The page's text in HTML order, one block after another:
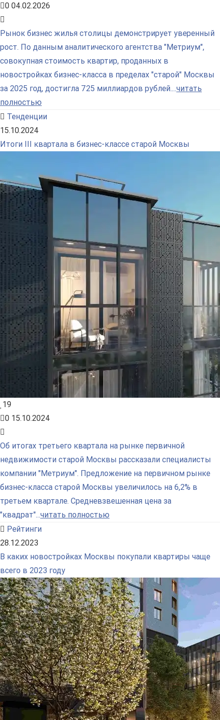
0 04.02.2026
Рынок бизнес жилья столицы демонстрирует уверенный
рост. По данным аналитического агентства "Метриум",
совокупная стоимость квартир, проданных в
новостройках бизнес-класса в пределах "старой" Москвы
за 2025 год, достигла 725 миллиардов рублей....читать
полностью
Тенденции
15.10.2024
Итоги III квартала в бизнес-классе старой Москвы
19
0 15.10.2024
Об итогах третьего квартала на рынке первичной
недвижимости старой Москвы рассказали специалисты
компании "Метриум". Предложение на первичном рынке
бизнес-класса старой Москвы увеличилось на 6,2% в
третьем квартале. Средневзвешенная цена за
"квадрат"...читать полностью
Рейтинги
28.12.2023
В каких новостройках Москвы покупали квартиры чаще
всего в 2023 году